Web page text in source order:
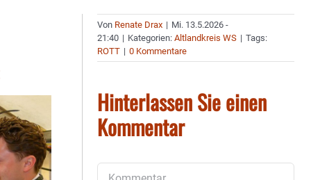
Von Renate Drax | Mi. 13.5.2026 -
21:40 | Kategorien:Altlandkreis WS | Tags:
ROTT | 0 Kommentare
Hinterlassen Sie einen
Kommentar